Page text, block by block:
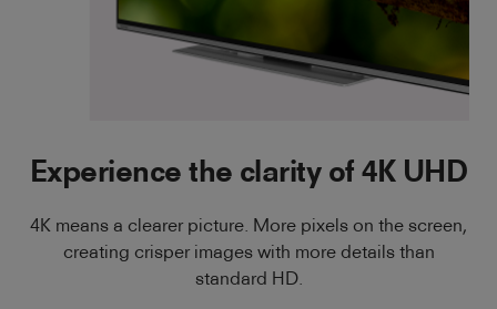
Experience the clarity of 4K UHD
4K means a clearer picture. More pixels on the screen,
creating crisper images with more details than
standard HD.